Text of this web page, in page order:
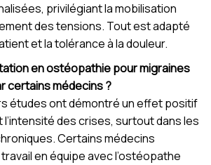
privilégiant la mobilisation
des tensions. Tout est adapté
et la tolérance à la douleur.
en ostéopathie pour migraines
certains médecins ?
études ont démontré un effet positif
des crises, surtout dans les
Certains médecins
en équipe avec l’ostéopathe